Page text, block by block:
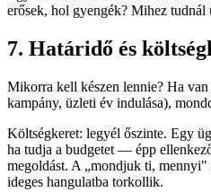
erősek, hol gyengék? Mihez tudnál
7. Határidő és
Mikorra kell készen lennie? Ha
kampány, üzleti év indulása),
Költségkeret: legyél őszinte. Egy
ha tudja a budgetet — épp
megoldást. A „mondjuk ti,
ideges hangulatba torkollik.